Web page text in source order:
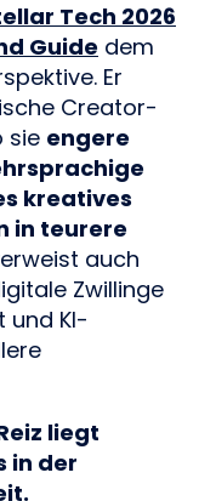
Tech 2026
Guide dem
Er
Creator-
sie engere
kreatives
in teurere
auch
Zwillinge
und KI-
liegt
in der